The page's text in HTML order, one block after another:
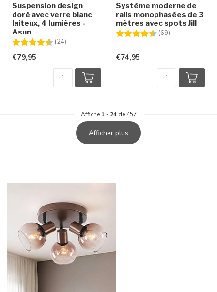
Suspension design
doré avec verre blanc
laiteux, 4 lumières -
Asun
Note:
(24)
€79,95
Système moderne de
rails monophasées de 3
mètres avec spots Jill
Note:
(69)
€74,95
Affiche 1- 24de 457
Afficher plus